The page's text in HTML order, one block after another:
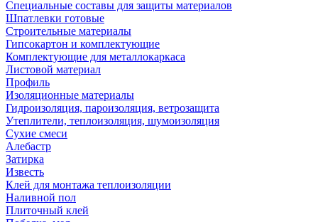
Специальные составы для защиты материалов
Шпатлевки готовые
Строительные материалы
Гипсокартон и комплектующие
Комплектующие для металлокаркаса
Листовой материал
Профиль
Изоляционные материалы
Гидроизоляция, пароизоляция, ветрозащита
Утеплители, теплоизоляция, шумоизоляция
Сухие смеси
Алебастр
Затирка
Известь
Клей для монтажа теплоизоляции
Наливной пол
Плиточный клей